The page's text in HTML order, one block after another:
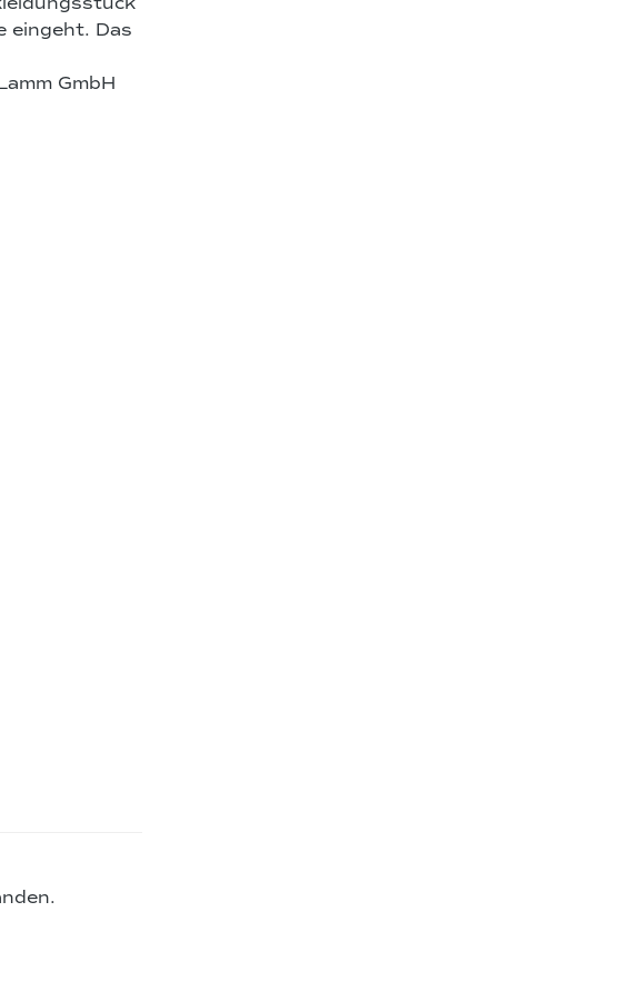
eingeht. Das
GmbH